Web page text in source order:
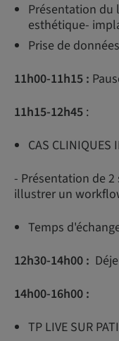
Présentation du
esthétique-
Prise de
11h00-11h15 :
11h15-12h45 :
CAS CLINIQUES
- Présentation de
illustrer un
Temps
12h30-14h00 :
14h00-16h00 :
TP LIVE SUR